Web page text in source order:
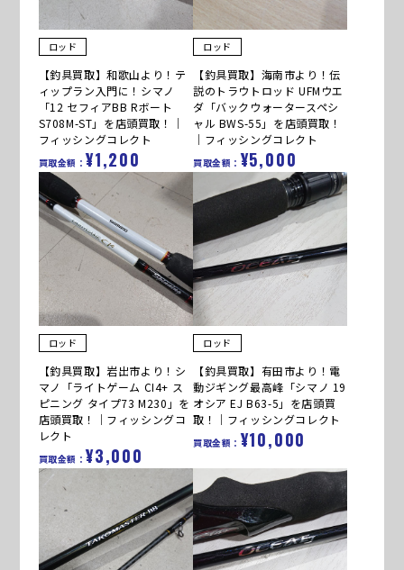
ロッド
【釣具買取】和歌山より！テ
ィップラン入門に！シマノ
「12 セフィアBB Rボート
S708M-ST」を店頭買取！｜
フィッシングコレクト
買取金額： ¥1,200
ロッド
【釣具買取】海南市より！伝
説のトラウトロッド UFMウエ
ダ「バックウォータースペシ
ャル BWS-55」を店頭買取！
｜フィッシングコレクト
買取金額： ¥5,000
ロッド
【釣具買取】岩出市より！シ
マノ「ライトゲーム CI4+ ス
ピニング タイプ73 M230」を
店頭買取！｜フィッシングコ
レクト
買取金額： ¥3,000
ロッド
【釣具買取】有田市より！電
動ジギング最高峰「シマノ 19
オシア EJ B63-5」を店頭買
取！｜フィッシングコレクト
買取金額： ¥10,000